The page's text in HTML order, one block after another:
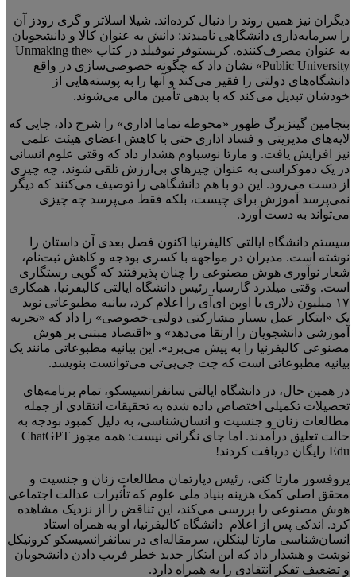
دیگران نیز همین روند را دنبال کرده‌اند. شیلا اسلاتر و گری رودز آن
را سرمایه‌داری دانشگاهی نامیدند: دانش به عنوان کالا و دانشجویان
به عنوان مصرف‌کننده. کریستوفر نیوفیلد در کتاب «Unmaking the
Public University» نشان داد که چگونه خصوصی‌سازی در واقع
دانشگاه‌های دولتی را فقیر می‌کند و آنها را به پوسته‌هایی از
خودشان تبدیل می‌کند که با بدهی تأمین مالی می‌شوند.
بنجامین گینزبرگ ظهور «محوطه تماما اداری» را شرح داد، جایی که
لایه‌های مدیریتی و فساد اداری حتی با کاهش اعضای هیئت علمی
نیز افزایش یافت. و مارتا نوسباوم هشدار داد که وقتی علوم انسانی
در یک دموکراسی به عنوان چیزهای بی‌ارزش تلقی شوند، چه چیزی
از دست می‌رود. این دو با هم دانشگاهی را توصیف می‌کنند که دیگر
نمی‌پرسد آموزش برای چیست، بلکه فقط می‌پرسد چه چیزی
می‌تواند به دست آورد.
سیستم دانشگاه ایالتی کالیفرنیا اکنون فصل بعدی آن داستان را
نوشته است. مدیران در مواجهه با کسری بودجه و کاهش ثبت‌نام،
شعار نوآوری هوش مصنوعی را چنان پذیرفتند که گویی رستگاری
است. وقتی میلدرد گارسیا، رئیس دانشگاه ایالتی کالیفرنیا، همکاری
۱۷ میلیون دلاری با اوپن ای‌آی را اعلام کرد، بیانیه مطبوعاتی نوید
یک «ابتکار عمل بسیار مشارکتی دولتی-خصوصی» را داد که «تجربه
آموزشی دانشجویان را ارتقا می‌دهد» و «اقتصاد مبتنی بر هوش
مصنوعی کالیفرنیا را به پیش می‌برد». این بیانیه مطبوعاتی مانند یک
بیانیه مطبوعاتی است که چت جی‌پی‌تی می‌توانست بنویسد.
در همین حال، در دانشگاه ایالتی سانفرانسیسکو، تمام برنامه‌های
تحصیلات تکمیلی اختصاص داده شده به تحقیقات انتقادی از جمله
مطالعات زنان و جنسیت و انسان‌شناسی، به دلیل کمبود بودجه به
حالت تعلیق درآمدند. اما جای نگرانی نیست: همه مجوز ChatGPT
Edu رایگان دریافت کردند!
پروفسور مارتا کنی، رئیس دپارتمان مطالعات زنان و جنسیت و
محقق اصلی کمک هزینه بنیاد ملی علوم که تأثیرات عدالت اجتماعی
هوش مصنوعی را بررسی می‌کند، این تناقض را از نزدیک مشاهده
کرد. اندکی پس از اعلام دانشگاه کالیفرنیا، او به همراه استاد
انسان‌شناسی مارتا لینکلن، سرمقاله‌ای در سانفرانسیسکو کرونیکل
نوشت و هشدار داد که این ابتکار جدید خطر فریب دادن دانشجویان
و تضعیف تفکر انتقادی را به همراه دارد.